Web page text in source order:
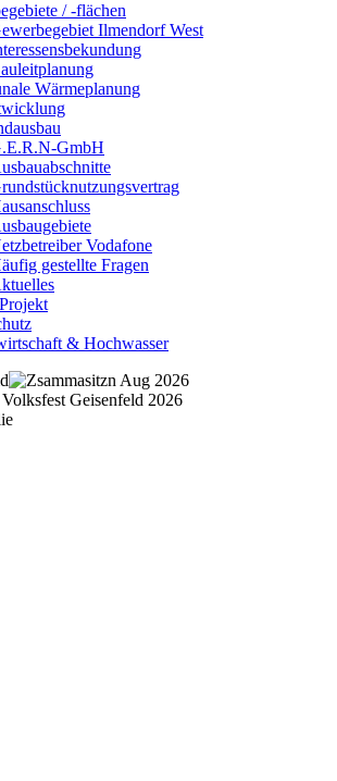
/ -flächen
Ilmendorf West
Wärmeplanung
GmbH
Vodafone
gestellte Fragen
& Hochwasser